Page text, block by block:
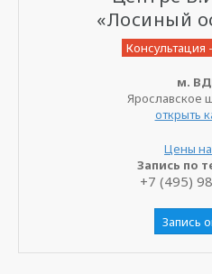
«Лосиный
Консультация
м.
Ярославское
открыть
Цены
Запись по
+7 (495)
Запись